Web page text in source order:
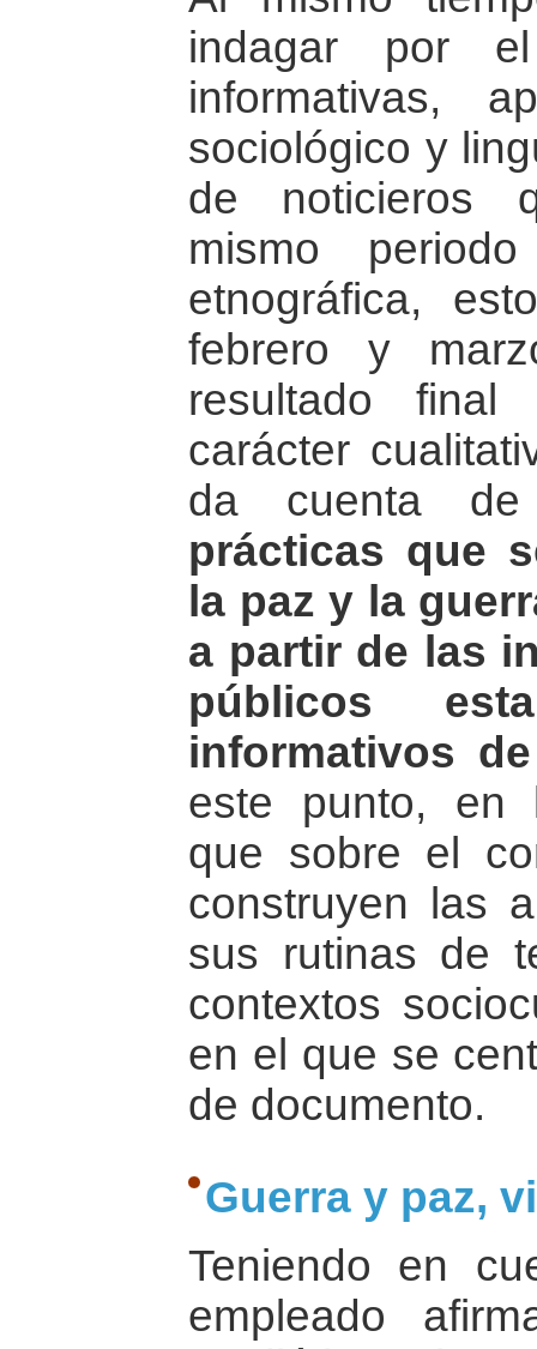
indagar por
informativas,
sociológico y
de noticieros
mismo
etnográfica,
febrero y
resultado
carácter
da cuenta
prácticas que
la paz y la
a partir de las
públicos
informativos
este punto, en
que sobre el
construyen las
sus rutinas de
contextos
en el que se
de documento.
Guerra y paz,
Teniendo en
empleado